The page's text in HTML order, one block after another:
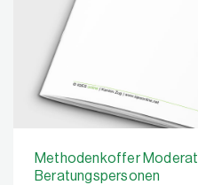
Methodenkoffer
Beratungspersonen